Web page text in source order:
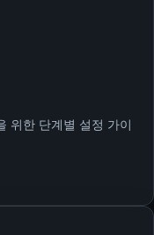
위한 단계별 설정 가이